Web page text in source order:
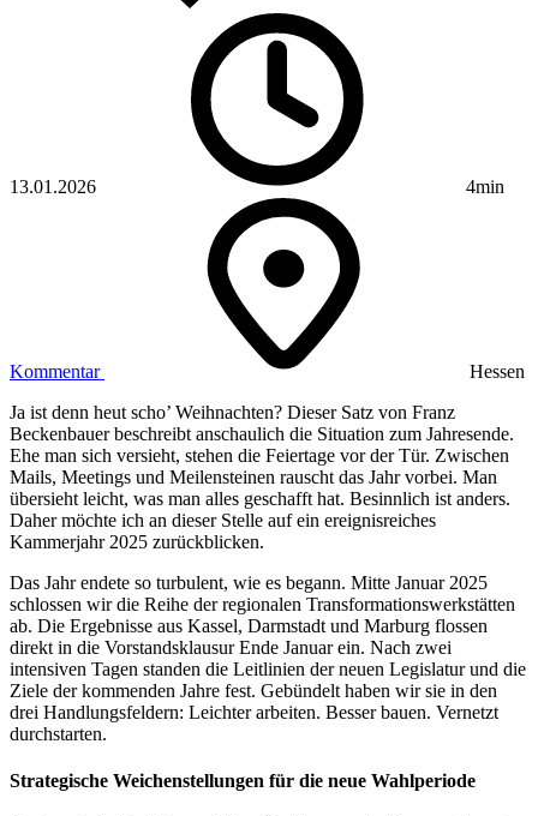
13.01.2026 4min
Kommentar
Hessen
Ja ist denn heut scho’ Weihnachten? Dieser Satz von Franz
Beckenbauer beschreibt anschaulich die Situation zum Jahresende.
Ehe man sich versieht, stehen die Feiertage vor der Tür. Zwischen
Mails, Meetings und Meilensteinen rauscht das Jahr vorbei. Man
übersieht leicht, was man alles geschafft hat. Besinnlich ist anders.
Daher möchte ich an dieser Stelle auf ein ereignisreiches
Kammerjahr 2025 zurückblicken.
Das Jahr endete so turbulent, wie es begann. Mitte Januar 2025
schlossen wir die Reihe der regionalen Transformationswerkstätten
ab. Die Ergebnisse aus Kassel, Darmstadt und Marburg flossen
direkt in die Vorstandsklausur Ende Januar ein. Nach zwei
intensiven Tagen standen die Leitlinien der neuen Legislatur und die
Ziele der kommenden Jahre fest. Gebündelt haben wir sie in den
drei Handlungsfeldern: Leichter arbeiten. Besser bauen. Vernetzt
durchstarten.
Strategische Weichenstellungen für die neue Wahlperiode